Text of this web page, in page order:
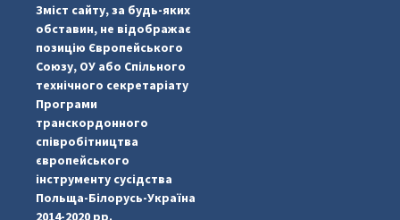
#PipIvanToday
pimrec_project
Зміст сайту, за будь-яких
обставин, не відображає
позицію Європейського
Союзу, ОУ або Спільного
технічного секретаріату
Програми
транскордонного
співробітництва
європейського
інструменту сусідства
Польща-Білорусь-Україна
2014-2020 рр.